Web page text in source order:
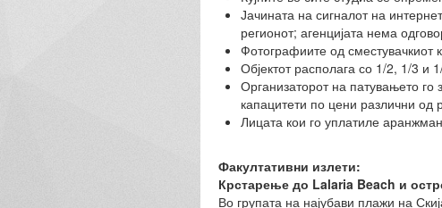
Јачината на сигналот на
регионот; агенцијата нема
Фотографиите од сместувачкиот
Објектот располага со 1/2, 1/3 и
Организаторот на патувањето
капацитети по цени различни од
Лицата кои го уплатиле
Факултативни излети:
Крстарење до Lalaria Beach и
Во групата на најубави плажи на